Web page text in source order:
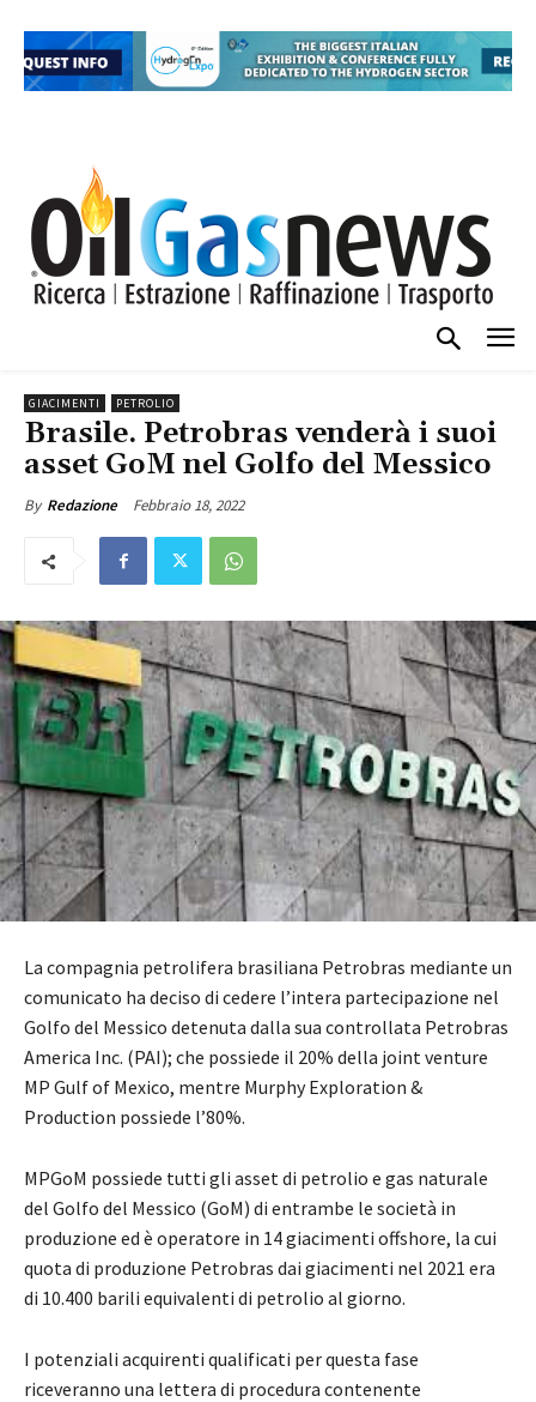
GIACIMENTI PETROLIO
Brasile. Petrobras venderà i suoi
asset GoM nel Golfo del Messico
By Redazione Febbraio 18, 2022
La compagnia petrolifera brasiliana Petrobras mediante un
comunicato ha deciso di cedere l’intera partecipazione nel
Golfo del Messico detenuta dalla sua controllata Petrobras
America Inc. (PAI); che possiede il 20% della joint venture
MP Gulf of Mexico, mentre Murphy Exploration &
Production possiede l’80%.
MPGoM possiede tutti gli asset di petrolio e gas naturale
del Golfo del Messico (GoM) di entrambe le società in
produzione ed è operatore in 14 giacimenti offshore, la cui
quota di produzione Petrobras dai giacimenti nel 2021 era
di 10.400 barili equivalenti di petrolio al giorno.
I potenziali acquirenti qualificati per questa fase
riceveranno una lettera di procedura contenente